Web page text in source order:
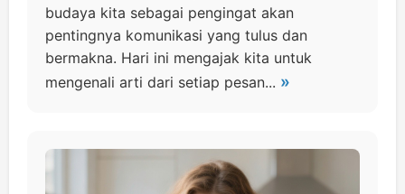
budaya kita sebagai pengingat akan
pentingnya komunikasi yang tulus dan
bermakna. Hari ini mengajak kita untuk
mengenali arti dari setiap pesan... »